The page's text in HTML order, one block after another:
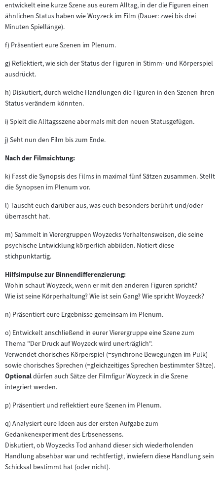
entwickelt eine kurze Szene aus eurem Alltag, in der die Figuren einen
ähnlichen Status haben wie Woyzeck im Film (Dauer: zwei bis drei
Minuten Spiellänge).
f) Präsentiert eure Szenen im Plenum.
g) Reflektiert, wie sich der Status der Figuren in Stimm- und Körperspiel
ausdrückt.
h) Diskutiert, durch welche Handlungen die Figuren in den Szenen ihren
Status verändern könnten.
i) Spielt die Alltagsszene abermals mit den neuen Statusgefügen.
j) Seht nun den Film bis zum Ende.
Nach der Filmsichtung:
k) Fasst die Synopsis des Films in maximal fünf Sätzen zusammen. Stellt
die Synopsen im Plenum vor.
l) Tauscht euch darüber aus, was euch besonders berührt und/oder
überrascht hat.
m) Sammelt in Vierergruppen Woyzecks Verhaltensweisen, die seine
psychische Entwicklung körperlich abbilden. Notiert diese
stichpunktartig.
Hilfsimpulse zur Binnendifferenzierung:
Wohin schaut Woyzeck, wenn er mit den anderen Figuren spricht?
Wie ist seine Körperhaltung? Wie ist sein Gang? Wie spricht Woyzeck?
n) Präsentiert eure Ergebnisse gemeinsam im Plenum.
o) Entwickelt anschließend in eurer Vierergruppe eine Szene zum
Thema "Der Druck auf Woyzeck wird unerträglich".
Verwendet chorisches Körperspiel (=synchrone Bewegungen im Pulk)
sowie chorisches Sprechen (=gleichzeitiges Sprechen bestimmter Sätze).
Optionaldürfen auch Sätze der Filmfigur Woyzeck in die Szene
integriert werden.
p) Präsentiert und reflektiert eure Szenen im Plenum.
q) Analysiert eure Ideen aus der ersten Aufgabe zum
Gedankenexperiment des Erbsenessens.
Diskutiert, ob Woyzecks Tod anhand dieser sich wiederholenden
Handlung absehbar war und rechtfertigt, inwiefern diese Handlung sein
Schicksal bestimmt hat (oder nicht).